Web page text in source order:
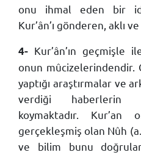
onu ihmal eden bir
Kur’ân’ı gönderen, aklı
4- Kur’ân’ın
onun mûcizelerindendir.
yaptığı araştırmalar ve
verdiği haberlerin
koymaktadır.
gerçekleşmiş olan Nûh
ve bilim bunu